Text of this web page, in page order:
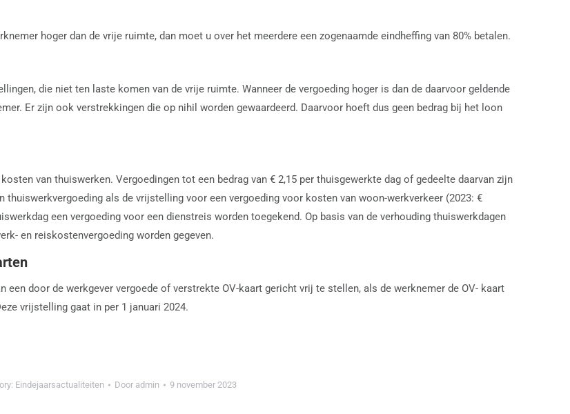
hoger dan de vrije ruimte, dan moet u over het meerdere een zogenaamde eindheffing van 80% betalen.
die niet ten laste komen van de vrije ruimte. Wanneer de vergoeding hoger is dan de daarvoor geldende
Er zijn ook verstrekkingen die op nihil worden gewaardeerd. Daarvoor hoeft dus geen bedrag bij het loon
van thuiswerken. Vergoedingen tot een bedrag van € 2,15 per thuisgewerkte dag of gedeelte daarvan zijn
als de vrijstelling voor een vergoeding voor kosten van woon-werkverkeer (2023: €
een vergoeding voor een dienstreis worden toegekend. Op basis van de verhouding thuiswerkdagen
en reiskostenvergoeding worden gegeven.
door de werkgever vergoede of verstrekte OV-kaart gericht vrij te stellen, als de werknemer de OV- kaart
vrijstelling gaat in per 1 januari 2024.
Eindejaarsactualiteiten Door admin 9 november 2023